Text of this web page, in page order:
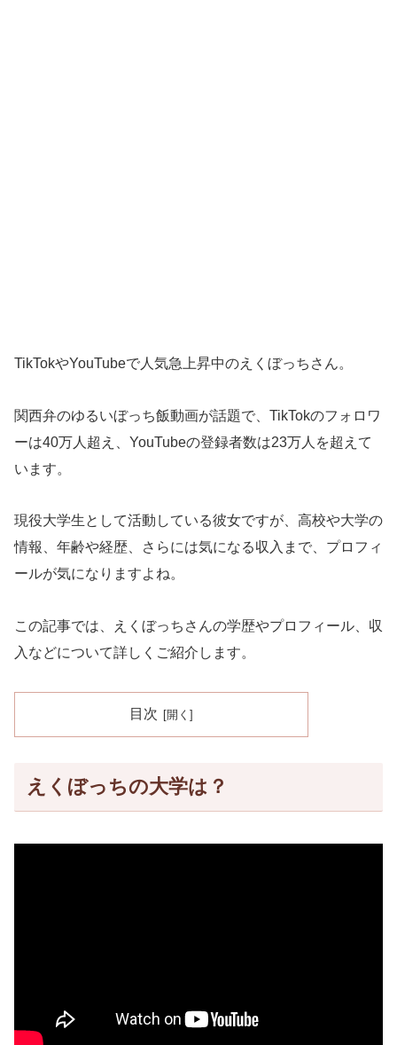
TikTokやYouTubeで人気急上昇中のえくぼっちさん。
関西弁のゆるいぼっち飯動画が話題で、TikTokのフォロワ
ーは40万人超え、YouTubeの登録者数は23万人を超えて
います。
現役大学生として活動している彼女ですが、高校や大学の
情報、年齢や経歴、さらには気になる収入まで、プロフィ
ールが気になりますよね。
この記事では、えくぼっちさんの学歴やプロフィール、収
入などについて詳しくご紹介します。
目次
えくぼっちの大学は？